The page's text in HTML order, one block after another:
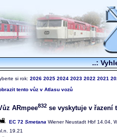
..:
si rok: 2026 2025 2024 2023 2022 2021
tento vůz v Atlasu vozů
ARmpee832 se vyskytuje v řazení
EC 72 Smetana Wiener Neustadt Hbf 14.04,
19.21